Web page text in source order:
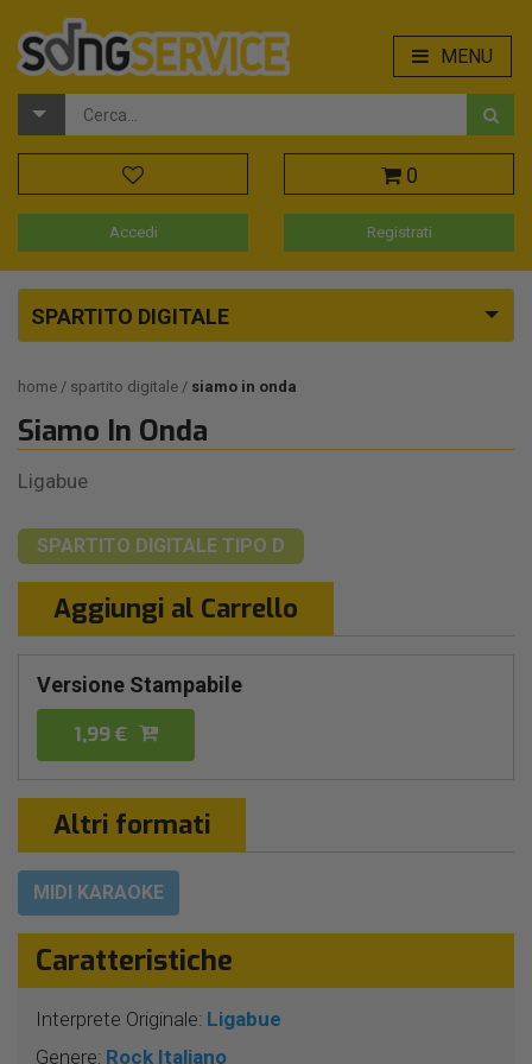
MENU
0
Accedi Registrati
SPARTITO DIGITALE
home spartito digitale siamo in onda
Siamo In Onda
Ligabue
SPARTITO DIGITALE TIPO D
Aggiungi al Carrello
Versione Stampabile
1,99 €
Altri formati
MIDI KARAOKE
Caratteristiche
Interprete Originale: Ligabue
Genere: Rock Italiano